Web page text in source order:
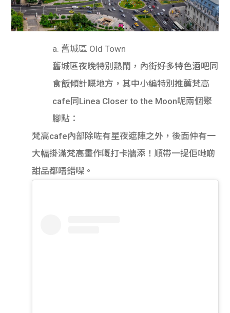
a. 舊城區 Old Town
舊城區夜晚特別熱鬧，內街好多特色酒吧同
食飯傾計嘅地方，其中小編特別推薦梵高
cafe同Linea Closer to the Moon呢兩個聚
腳點：
梵高cafe內部除咗有星夜遮陣之外，後面仲有一
大幅掛滿梵高畫作嘅打卡牆添！順帶一提佢哋啲
甜品都唔錯㗎。